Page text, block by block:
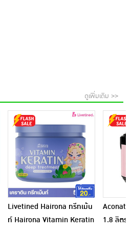
ดูเพิ่มเติม >>
Livetined Hairona ทรีทเม้น
ท์ Hairona Vitamin Keratin
1.8 ลิตร